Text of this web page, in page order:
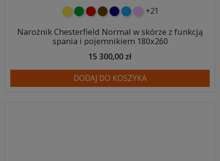
żółtyzielonyczerwony
czekoladowy
granatowy
niebieski
różowy
+21
Narożnik Chesterfield Normal w skórze z funkcją
spania i pojemnikiem 180x260
15 300,00 zł
DODAJ DO KOSZYKA